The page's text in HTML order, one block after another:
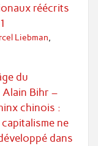
réécrits
Liebman
du
Alain Bihr –
chinois :
ne
dans